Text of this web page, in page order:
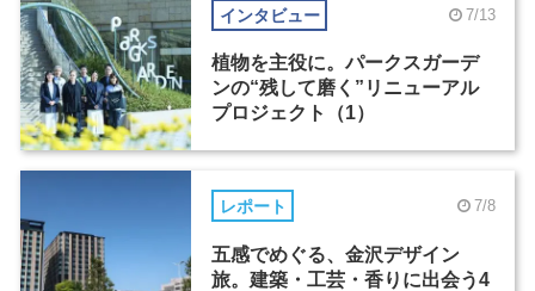
インタビュー 7/13
植物を主役に。パークスガーデ
ンの“残して磨く”リニューアル
プロジェクト（1）
レポート 7/8
五感でめぐる、金沢デザイン
旅。建築・工芸・香りに出会う4